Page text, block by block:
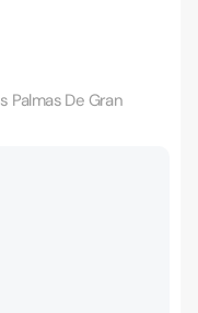
Palmas De Gran